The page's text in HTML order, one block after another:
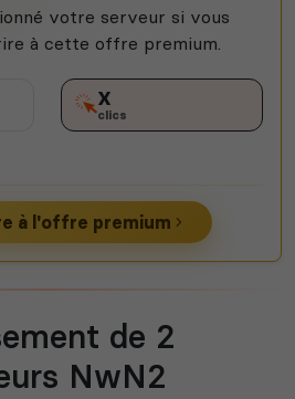
votre serveur si vous
à cette offre premium.
X
clics
à l'offre premium
de 2
NwN2